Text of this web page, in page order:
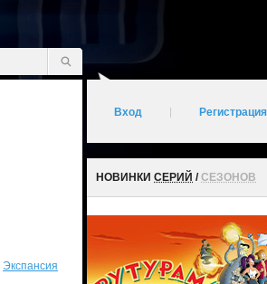
Экспансия
Вход Регистрация
НОВИНКИ СЕРИЙ /СЕЗОНОВ